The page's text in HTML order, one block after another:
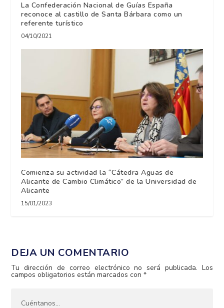
La Confederación Nacional de Guías España
reconoce al castillo de Santa Bárbara como un
referente turístico
04/10/2021
Comienza su actividad la “Cátedra Aguas de
Alicante de Cambio Climático” de la Universidad de
Alicante
15/01/2023
DEJA UN COMENTARIO
Tu dirección de correo electrónico no será publicada. Los
campos obligatorios están marcados con*